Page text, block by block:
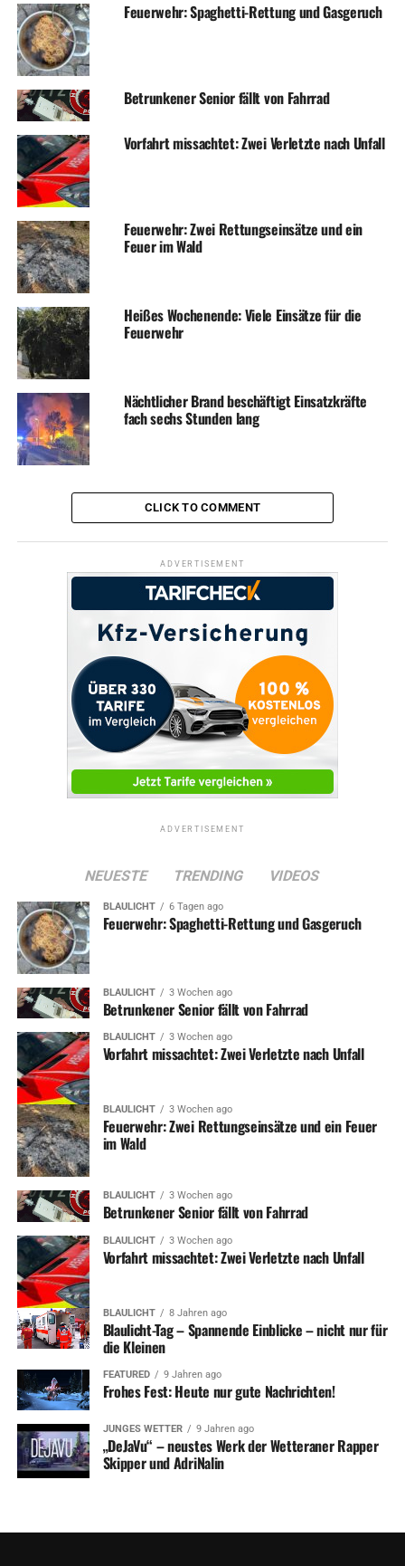
„Schwierigkeiten“, so Klaus Tödtmann, zuständiger
Fachbereichsleiter der Kreisverwaltung „gab es hingegen
noch bei der Entsorgung von besonders großen
Gegenständen aus Altmetall“. Mit der jetzt begonnenen
Altmetallsammlung aus Haushalten schließe der Kreis
daher eine wichtige Entsorgungslücke.
Wer etwas entsorgen wollte, hatte sich vorab auf eine
Liste setzen lassen. „Es haben sich unglaublich viele
Leute gemeldet. Insgesamt haben wir kreisweit an zwei
Samstagen acht Tonnen direkt an den Haustüren
abgeholt“, berichtet Elisabeth Henne, Abfallexpertin der
Kreisverwaltung. Den eingesammelten Schrott wird der
Kreis jetzt an Verwerter aus der Region verkaufen, die
Einnahmen fließen in die Kalkulation der
Abfallgebühren ein.
Im Jahresverlauf sind sechs Sammeltermine geplant, der
nächste steht für Juli auf dem Fahrplan. „Sollte die
Nachfrage sehr groß sein, werden wir zusätzliche Touren
organisieren“, kündigt Henne an. Die Abholung ist
kostenlos und kann bei Karina Birka, Tel. 02336/93 2331
ADVERTISEMENT
Bild: Solche privaten Schrottsammler will die Verwaltung
in Zukunft nicht mehr sehen. Schließlich ist der Handel
mit Altmetall ein lukratives Geschäft.
Symbolfoto / Archiv
KREISVERWALTUNG
Stadtverwaltung jagt Hundesteuer-Sünder
DON'T MISS
Feuerwehr: Schon wieder Ärger mit Diesel auf der Straße
Feuerwehr: Spaghetti-Rettung und Gasgeruch
Betrunkener Senior fällt von Fahrrad
Vorfahrt missachtet: Zwei Verletzte nach Unfall
Feuerwehr: Zwei Rettungseinsätze und ein
Feuer im Wald
Heißes Wochenende: Viele Einsätze für die
Feuerwehr
Nächtlicher Brand beschäftigt Einsatzkräfte
fach sechs Stunden lang
CLICK TO COMMENT
ADVERTISEMENT
ADVERTISEMENT
NEUESTE TRENDING VIDEOS
BLAULICHT 6 Tagen ago
Feuerwehr: Spaghetti-Rettung und Gasgeruch
BLAULICHT 3 Wochen ago
Betrunkener Senior fällt von Fahrrad
BLAULICHT 3 Wochen ago
Vorfahrt missachtet: Zwei Verletzte nach Unfall
BLAULICHT 3 Wochen ago
Feuerwehr: Zwei Rettungseinsätze und ein Feuer
im Wald
BLAULICHT 3 Wochen ago
Betrunkener Senior fällt von Fahrrad
BLAULICHT 3 Wochen ago
Vorfahrt missachtet: Zwei Verletzte nach Unfall
BLAULICHT 8 Jahren ago
Blaulicht-Tag – Spannende Einblicke – nicht nur für
die Kleinen
FEATURED 9 Jahren ago
Frohes Fest: Heute nur gute Nachrichten!
JUNGES WETTER 9 Jahren ago
„DeJaVu“ – neustes Werk der Wetteraner Rapper
Skipper und AdriNalin